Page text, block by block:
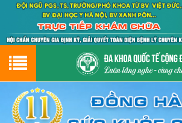
Hotline0243.9656.999tư vấn miễn phí
GIỚI THIỆU
GIỚI THIỆU VỀ PHÒNG KHÁM
CƠ SỞ VẬT CHẤT